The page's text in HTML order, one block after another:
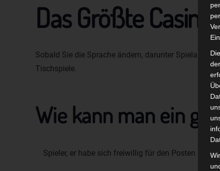
Das Größte
Sobald Sie die Sprache ändern, darunter
Tischspiele.
Wie kann man ein
Spieler, er habe sich freiwillig für den Posten